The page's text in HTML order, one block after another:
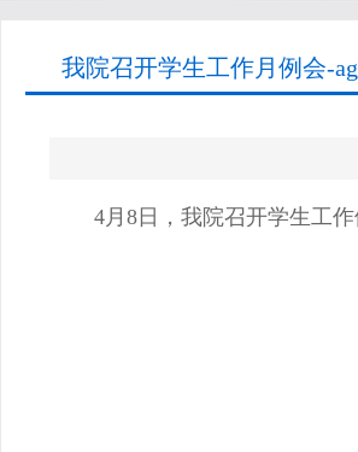
我院召开学生工作月例会-
4月 8 日，我院召开学生工